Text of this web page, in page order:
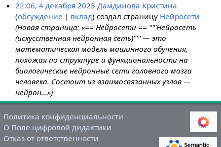
22:06, 4 декабря 2025 Дамдинова Кристина
обсуждение
вклад создал страницу Нейросети
(Новая страница: «== Нейросети == '''''Нейросеть
(искусственная нейронная сеть)''''' — это
математическая модель машинного обучения,
похожая по структуре и функциональности на
биологические нейронные сети головного мозга
человека. Состоит из взаимосвязанных узлов —
нейрон...»)
Политика конфиденциальности
О Поле цифровой дидактики
Отказ от ответственности